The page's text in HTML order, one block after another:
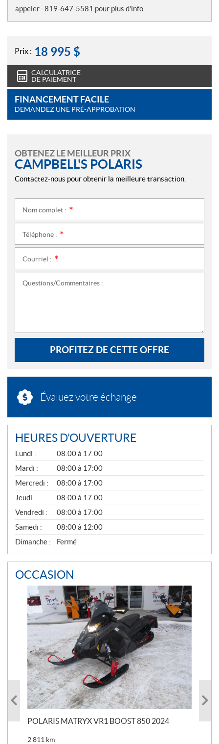
appeler : 819-647-5581 pour plus d'info
Prix : 18 995 $
CALCULATRICE
DE PAIEMENT
FINANCEMENT FACILE
DEMANDEZ UNE PRÉ-APPROBATION
OBTENEZ LE MEILLEUR PRIX
CAMPBELL'S POLARIS
Contactez-nous pour obtenir la meilleure transaction.
Nom complet :
Téléphone :
Courriel :
Questions/Commentaires :
PROFITEZ DE CETTE OFFRE
Évaluez votre échange
HEURES D'OUVERTURE
G
É
N
É
R
A
L
Lundi :
08:00 à 17:00
Mardi :
08:00 à 17:00
Mercredi :
08:00 à 17:00
Jeudi :
08:00 à 17:00
Vendredi :
08:00 à 17:00
Samedi :
08:00 à 12:00
Dimanche :
Fermé
OCCASION
POLARIS MATRYX VR1 BOOST 850 2024
2 811 km